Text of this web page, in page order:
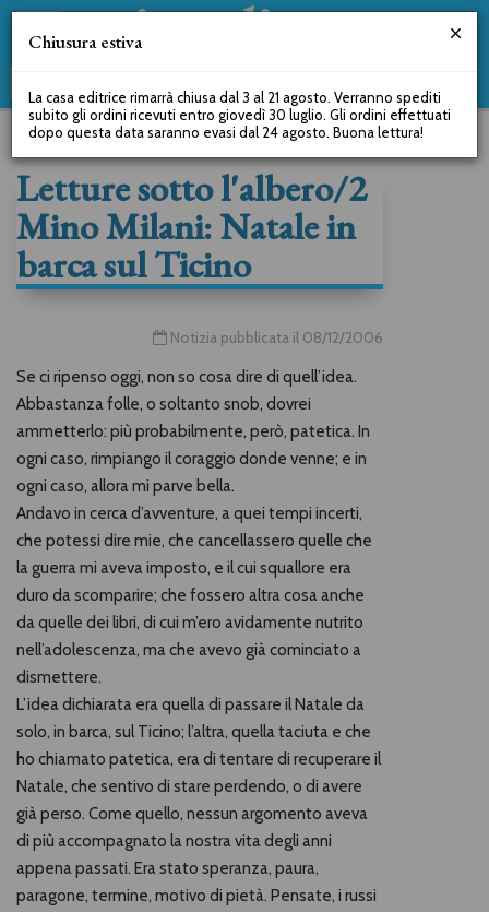
Letture sotto l'albero/2
Mino Milani: Natale in
barca sul Ticino
Notizia pubblicata il 08/12/2006
Se ci ripenso oggi, non so cosa dire di quell’idea.
Abbastanza folle, o soltanto snob, dovrei
ammetterlo: più probabilmente, però, patetica. In
ogni caso, rimpiango il coraggio donde venne; e in
ogni caso, allora mi parve bella.
Andavo in cerca d’avventure, a quei tempi incerti,
che potessi dire mie, che cancellassero quelle che
la guerra mi aveva imposto, e il cui squallore era
duro da scomparire; che fossero altra cosa anche
da quelle dei libri, di cui m’ero avidamente nutrito
nell’adolescenza, ma che avevo già cominciato a
dismettere.
L’idea dichiarata era quella di passare il Natale da
solo, in barca, sul Ticino; l’altra, quella taciuta e che
ho chiamato patetica, era di tentare di recuperare il
Natale, che sentivo di stare perdendo, o di avere
già perso. Come quello, nessun argomento aveva
di più accompagnato la nostra vita degli anni
appena passati. Era stato speranza, paura,
paragone, termine, motivo di pietà. Pensate, i russi
Chiusura estiva
La casa editrice rimarrà chiusa dal 3 al 21 agosto. Verranno spediti
subito gli ordini ricevuti entro giovedì 30 luglio. Gli ordini effettuati
dopo questa data saranno evasi dal 24 agosto. Buona lettura!